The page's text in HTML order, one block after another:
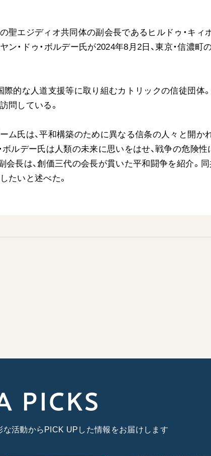
小説『新・人間革命』『人間革命』
要旨
soka youth media
Soka Gakkai グロ
ご意見
聖エジディオ共同体の副会長であるヒルドゥ・キィ
ン・ドゥ・ボルデー氏が2024年8月2日、東京・信濃
際的な人道支援等に取り組むカトリックの信徒団体
問している。
ム氏は、平和構築のために異なる信条の人々と開か
ボルデー氏は人類の未来に思いをはせ、戦争の危険
会長は、創価三代の会長が貫いた平和闘争を紹介。
たいと述べた。
PICKS
な活動からPICK UPした情報をお届けします